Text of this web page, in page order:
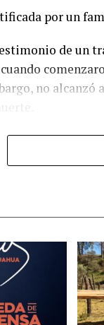
por un
de un
no alcanzó
de la Zona
que los